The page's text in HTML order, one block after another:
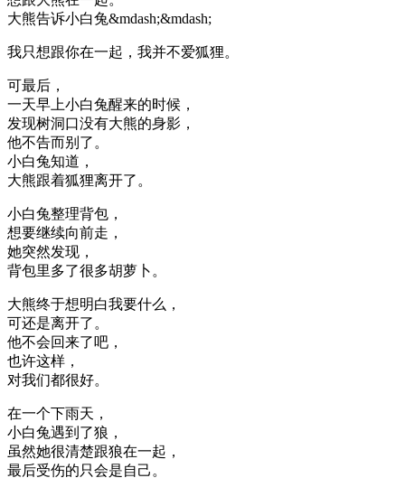
大熊告诉小白兔&mdash;&mdash;
我只想跟你在一起，我并不爱狐狸。
可最后，
一天早上小白兔醒来的时候，
发现树洞口没有大熊的身影，
他不告而别了。
小白兔知道，
大熊跟着狐狸离开了。
小白兔整理背包，
想要继续向前走，
她突然发现，
背包里多了很多胡萝卜。
大熊终于想明白我要什么，
可还是离开了。
他不会回来了吧，
也许这样，
对我们都很好。
在一个下雨天，
小白兔遇到了狼，
虽然她很清楚跟狼在一起，
最后受伤的只会是自己。